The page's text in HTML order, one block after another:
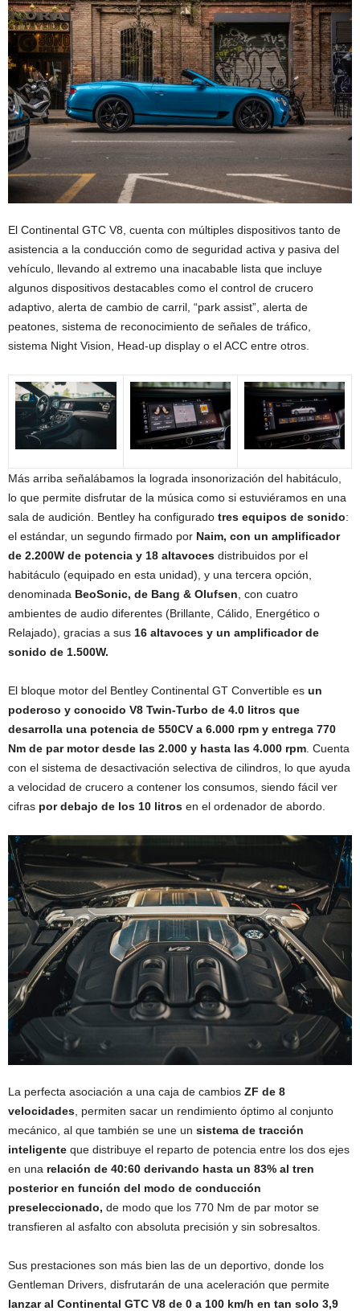
El Continental GTC V8, cuenta con múltiples dispositivos tanto de
asistencia a la conducción como de seguridad activa y pasiva del
vehículo, llevando al extremo una inacabable lista que incluye
algunos dispositivos destacables como el control de crucero
adaptivo, alerta de cambio de carril, “park assist”, alerta de
peatones, sistema de reconocimiento de señales de tráfico,
sistema Night Vision, Head-up display o el ACC entre otros.
Más arriba señalábamos la lograda insonorización del habitáculo,
lo que permite disfrutar de la música como si estuviéramos en una
sala de audición. Bentley ha configurado tres equipos de sonido:
el estándar, un segundo firmado por Naim, con un amplificador
de 2.200W de potencia y 18 altavoces distribuidos por el
habitáculo (equipado en esta unidad), y una tercera opción,
denominada BeoSonic, de Bang & Olufsen, con cuatro
ambientes de audio diferentes (Brillante, Cálido, Energético o
Relajado), gracias a sus 16 altavoces y un amplificador de
sonido de 1.500W.
El bloque motor del Bentley Continental GT Convertible es un
poderoso y conocido V8 Twin-Turbo de 4.0 litros que
desarrolla una potencia de 550CV a 6.000 rpm y entrega 770
Nm de par motor desde las 2.000 y hasta las 4.000 rpm. Cuenta
con el sistema de desactivación selectiva de cilindros, lo que ayuda
a velocidad de crucero a contener los consumos, siendo fácil ver
cifras por debajo de los 10 litros en el ordenador de abordo.
La perfecta asociación a una caja de cambios ZF de 8
velocidades , permiten sacar un rendimiento óptimo al conjunto
mecánico, al que también se une un sistema de tracción
inteligente que distribuye el reparto de potencia entre los dos ejes
en una relación de 40:60 derivando hasta un 83% al tren
posterior en función del modo de conducción
preseleccionado, de modo que los 770 Nm de par motor se
transfieren al asfalto con absoluta precisión y sin sobresaltos.
Sus prestaciones son más bien las de un deportivo, donde los
Gentleman Drivers, disfrutarán de una aceleración que permite
lanzar al Continental GTC V8 de 0 a 100 km/h en tan solo 3,9